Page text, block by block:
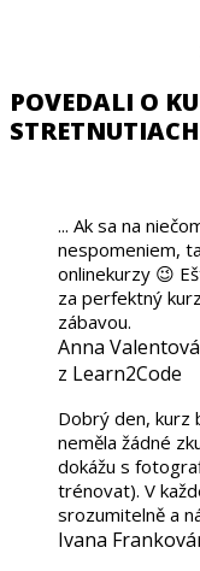
POVEDALI O
... Ak sa na
nespomeniem,
onlinekurzy 😉
za perfektný
zábavou.
Anna Valentová
z Learn2Code
Dobrý den, kurz
neměla žádné
dokážu s
trénovat). V
srozumitelně a
Ivana Franková